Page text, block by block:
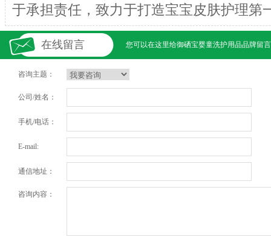
于承担责任，致力于打造宝宝皮肤护理第
在线留言 您可以在这里给御硒宝婴童洗护用品品牌留
咨询主题：
公司/姓名：
手机/电话：
E-mail:
通信地址：
咨询内容：